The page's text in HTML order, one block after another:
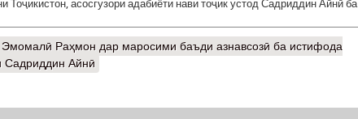
Тоҷикистон, асосгузори адабиёти нави тоҷик устод Садриддин Айнӣ ба
Раҳмон дар маросими баъди азнавсозӣ ба истифода
Садриддин Айнӣ